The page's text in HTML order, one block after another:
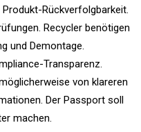
Rückverfolgbarkeit.
Recycler benötigen
und Demontage.
Transparenz.
von klareren
Der Passport soll
machen.